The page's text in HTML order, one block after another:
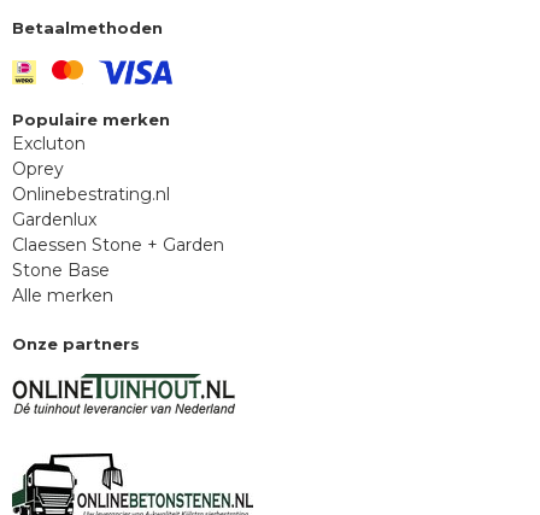
Betaalmethoden
Populaire merken
Excluton
Oprey
Onlinebestrating.nl
Gardenlux
Claessen Stone + Garden
Stone Base
Alle merken
Onze partners